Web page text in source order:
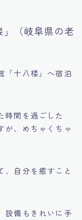
」（岐阜県の老
「十八楼」へ宿泊
時間を過ごした
が、めちゃくちゃ
、自分を癒すこと
設備もきれいに手